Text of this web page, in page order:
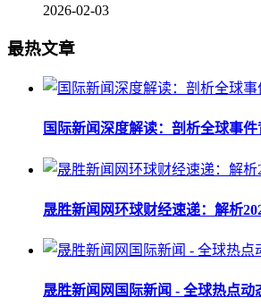
2026-02-03
最热文章
国际新闻深度解读：剖析全球事
晟胜新闻网环球财经速递：解析
晟胜新闻网国际新闻 - 全球热点动